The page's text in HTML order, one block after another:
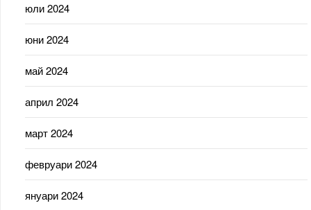
юли 2024
юни 2024
май 2024
април 2024
март 2024
февруари 2024
януари 2024